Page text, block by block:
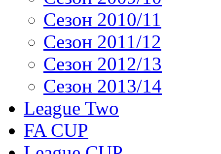
Сезон 2010/11
Сезон 2011/12
Сезон 2012/13
Сезон 2013/14
League Two
FA CUP